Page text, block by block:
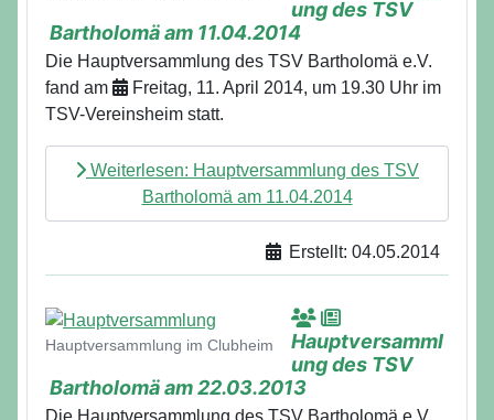
ung des TSV
Bartholomä am 11.04.2014
Die Hauptversammlung des TSV Bartholomä e.V.
fand am
Freitag, 11. April 2014, um 19.30 Uhr im
TSV-Vereinsheim statt.
Weiterlesen: Hauptversammlung des TSV
Bartholomä am 11.04.2014
Erstellt: 04.05.2014
Details
Hauptversammlung im Clubheim
Hauptversamml
ung des TSV
Bartholomä am 22.03.2013